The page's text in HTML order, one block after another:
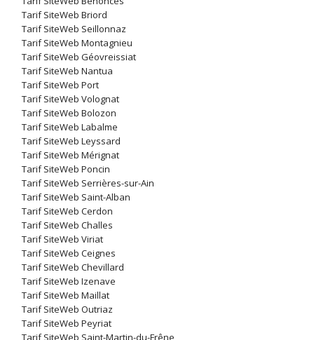
Tarif SiteWeb Briord
Tarif SiteWeb Seillonnaz
Tarif SiteWeb Montagnieu
Tarif SiteWeb Géovreissiat
Tarif SiteWeb Nantua
Tarif SiteWeb Port
Tarif SiteWeb Volognat
Tarif SiteWeb Bolozon
Tarif SiteWeb Labalme
Tarif SiteWeb Leyssard
Tarif SiteWeb Mérignat
Tarif SiteWeb Poncin
Tarif SiteWeb Serrières-sur-Ain
Tarif SiteWeb Saint-Alban
Tarif SiteWeb Cerdon
Tarif SiteWeb Challes
Tarif SiteWeb Viriat
Tarif SiteWeb Ceignes
Tarif SiteWeb Chevillard
Tarif SiteWeb Izenave
Tarif SiteWeb Maillat
Tarif SiteWeb Outriaz
Tarif SiteWeb Peyriat
Tarif SiteWeb Saint-Martin-du-Frêne